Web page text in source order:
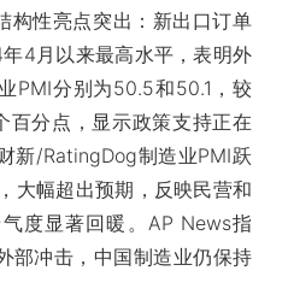
构性亮点突出：新出口订单
4月以来最高水平，表明外
PMI分别为50.5和50.1，较
百分点，显示政策支持正在
新/RatingDog制造业PMI跃
大幅超出预期，反映民营和
度显著回暖。AP News指
部冲击，中国制造业仍保持